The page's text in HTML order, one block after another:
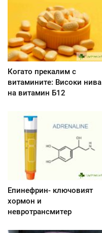
Когато прекалим с
витамините: Високи нива
на витамин Б12
Епинефрин- ключовият
хормон и
невротрансмитер